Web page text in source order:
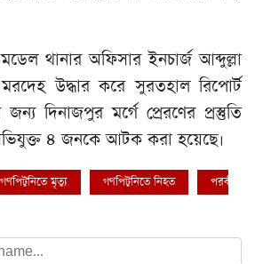
থানার অফিসার ইনচার্জ আব্দুল্লা
উদ্ধার করে সুরতহাল রিপোর্ট
দিনাজপুর মর্গে প্রেরণের প্রস্তুতি
৪ জনকে আটক করা হয়েছে।
গণপিটুনিতে মৃত্যু গণপিটুনিতে নিহত পরকীয়া